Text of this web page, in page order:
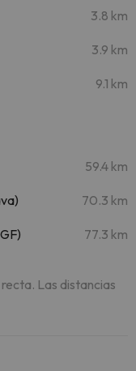
3.8 km
3.9 km
9.1 km
59.4 km
70.3 km
77.3 km
Las distancias